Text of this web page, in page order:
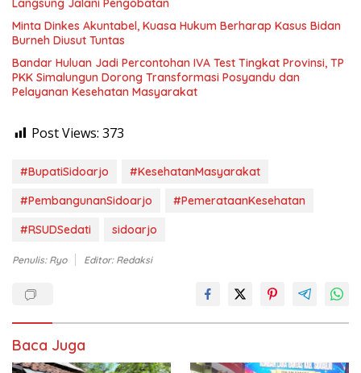
Langsung Jalani Pengobatan
Minta Dinkes Akuntabel, Kuasa Hukum Berharap Kasus Bidan
Burneh Diusut Tuntas
Bandar Huluan Jadi Percontohan IVA Test Tingkat Provinsi, TP
PKK Simalungun Dorong Transformasi Posyandu dan
Pelayanan Kesehatan Masyarakat
Post Views: 373
#BupatiSidoarjo
#KesehatanMasyarakat
#PembangunanSidoarjo
#PemerataanKesehatan
#RSUDSedati
sidoarjo
Penulis: Ryo Editor: Redaksi
Baca Juga